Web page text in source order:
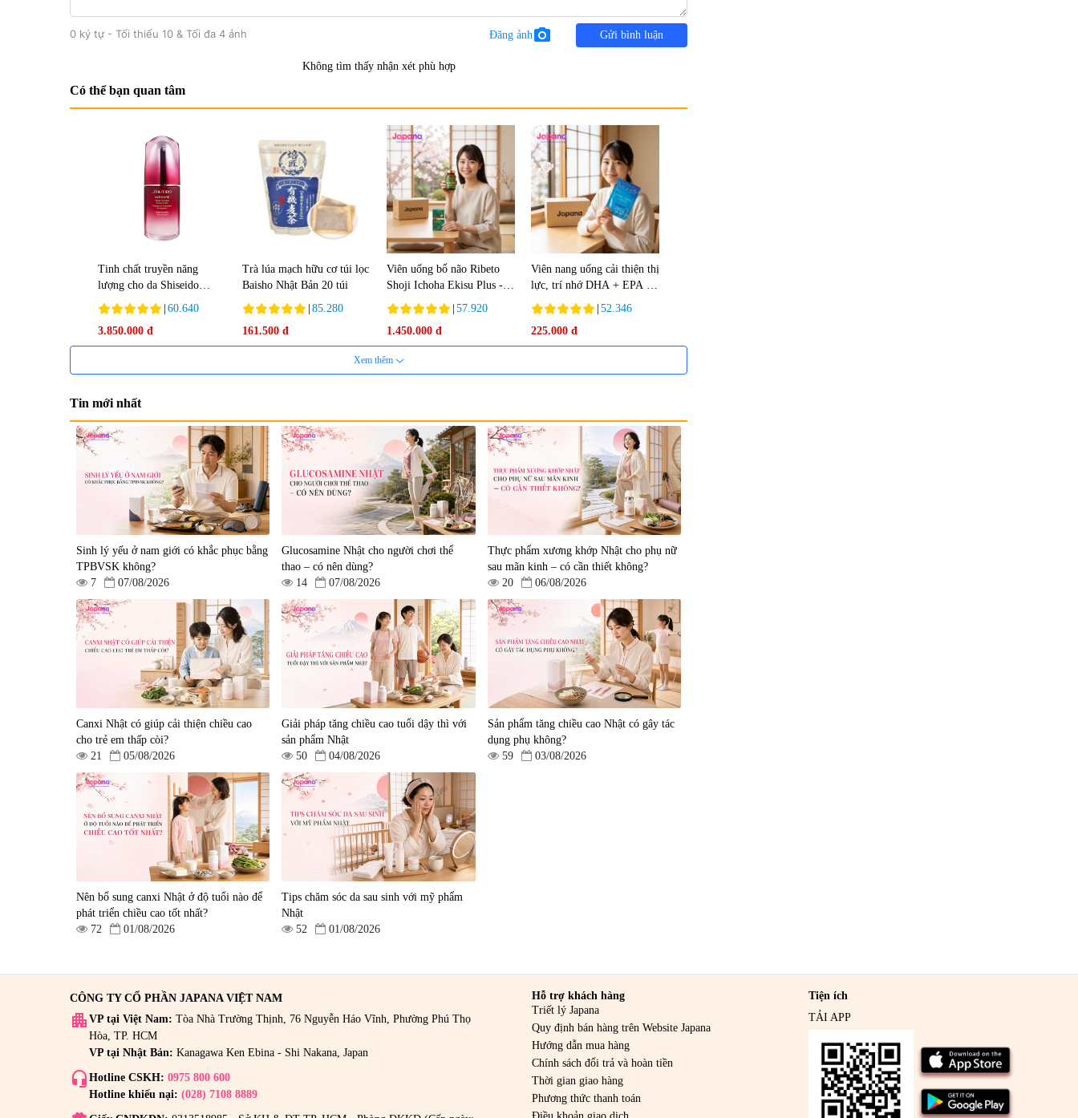
0 ký tự - Tối thiểu 10 & Tối đa 4 ảnh Đăng ảnh photo_camera Gửi bình luận
Không tìm thấy nhận xét phù hợp
Có thể bạn quan tâm
Tinh chất truyền năng
lượng cho da Shiseido
Ultimune Power 75ml
60.640
3.850.000 đ
Trà lúa mạch hữu cơ túi lọc
Baisho Nhật Bản 20 túi
85.280
161.500 đ
Viên uống bổ não Ribeto
Shoji Ichoha Ekisu Plus -
90 viên
57.920
1.450.000 đ
Viên nang uống cải thiện thị
lực, trí nhớ DHA + EPA +
Flaxseed Oil 30 viên/gói -
Date 02/2027
52.346
225.000 đ
Tẩy tế bào chết Nichiei
Bussan Nano NMN+
Peeling Gel Luxury 200g
1.490.000 đ
Viên uống hỗ trợ bền thành
mạch, ngừa tai biến Elastin
Plus & Nattokinase Hokoen
80 viên
980.000 đ
Viên uống bổ gan Ribeto
Shoji Hepaclean 60 viên
Viên uống hỗ trợ cải thiện
thoát vị đĩa đệm Kyoto Has
30 viên
1.600.000 đ
Viên uống hỗ trợ giấc ngủ
Fujina Sleepy Nhật Bản 80
13.760
580.000 đ
Viên uống phòng ngừa &
hỗ trợ điều trị đột quỵ
|0
1.570.000 đ
Xem thêm
Tin mới nhất
Sinh lý yếu ở nam giới có khắc phục bằng
TPBVSK không?
7
07/08/2026
Glucosamine Nhật cho người chơi thể
thao – có nên dùng?
14
07/08/2026
Thực phẩm xương khớp Nhật cho phụ nữ
sau mãn kinh – có cần thiết không?
20
06/08/2026
Canxi Nhật có giúp cải thiện chiều cao
cho trẻ em thấp còi?
21
05/08/2026
Giải pháp tăng chiều cao tuổi dậy thì với
sản phẩm Nhật
50
04/08/2026
Sản phẩm tăng chiều cao Nhật có gây tác
dụng phụ không?
59
03/08/2026
Nên bổ sung canxi Nhật ở độ tuổi nào để
phát triển chiều cao tốt nhất?
72
01/08/2026
Tips chăm sóc da sau sinh với mỹ phẩm
Nhật
52
01/08/2026
CÔNG TY CỔ PHẦN JAPANA VIỆT NAM
apartment VP tại Việt Nam: Tòa Nhà Trường Thịnh, 76 Nguyễn Háo Vĩnh, Phường Phú Thọ
Hòa, TP. HCM
VP tại Nhật Bản: Kanagawa Ken Ebina - Shi Nakana, Japan
headset_mic Hotline CSKH: 0975 800 600
Hotline khiếu nại: (028) 7108 8889
Hỗ trợ khách hàng
Triết lý Japana
Quy định bán hàng trên Website Japana
Hướng dẫn mua hàng
Chính sách đổi trả và hoàn tiền
Thời gian giao hàng
Phương thức thanh toán
Tiện ích
TẢI APP